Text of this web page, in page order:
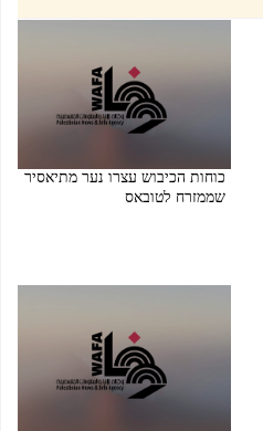
כוחות הכיבוש עצרו נער מתיאסיר
שממזרח לטובאס